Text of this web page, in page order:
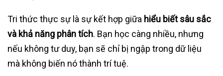
Tri thức thực sự là sự kết hợp giữa hiểu biết sâu sắc
và khả năng phân tích. Bạn học càng nhiều, nhưng
nếu không tư duy, bạn sẽ chỉ bị ngập trong dữ liệu
mà không biến nó thành trí tuệ.